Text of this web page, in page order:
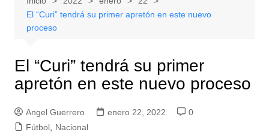
El “Curi” tendrá su primer apretón en este nuevo
proceso
El “Curi” tendrá su primer
apretón en este nuevo proceso
Angel Guerrero enero 22, 2022
0
Fútbol, Nacional